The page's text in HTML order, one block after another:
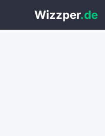
Wizzper.de